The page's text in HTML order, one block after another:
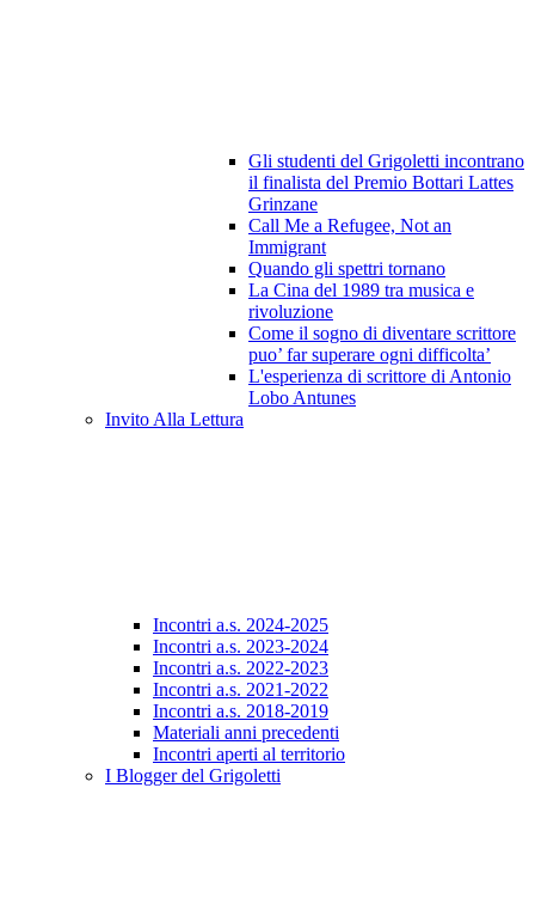
Gli studenti del Grigoletti incontrano
il finalista del Premio Bottari Lattes
Grinzane
Call Me a Refugee, Not an
Immigrant
Quando gli spettri tornano
La Cina del 1989 tra musica e
rivoluzione
Come il sogno di diventare scrittore
puo’ far superare ogni difficolta’
L'esperienza di scrittore di Antonio
Lobo Antunes
Invito Alla Lettura
Incontri a.s. 2024-2025
Incontri a.s. 2023-2024
Incontri a.s. 2022-2023
Incontri a.s. 2021-2022
Incontri a.s. 2018-2019
Materiali anni precedenti
Incontri aperti al territorio
I Blogger del Grigoletti